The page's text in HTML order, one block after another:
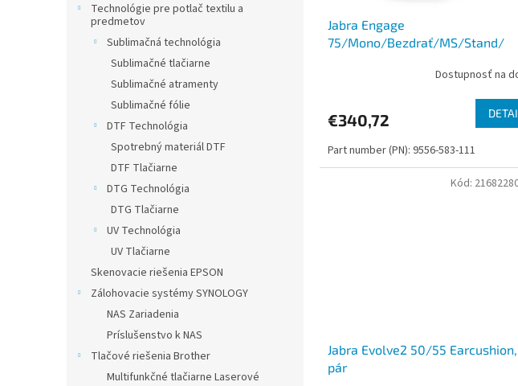
Technológie pre potlač textilu a
predmetov
Sublimačná technológia
Sublimačné tlačiarne
Sublimačné atramenty
Sublimačné fólie
DTF Technológia
Spotrebný materiál DTF
DTF Tlačiarne
DTG Technológia
DTG Tlačiarne
UV Technológia
UV Tlačiarne
Skenovacie riešenia EPSON
Zálohovacie systémy SYNOLOGY
NAS Zariadenia
Príslušenstvo k NAS
Tlačové riešenia Brother
Multifunkčné tlačiarne Laserové
Jabra Engage
75/Mono/Bezdrať/MS/Stand/
Dostupnosť na
€340,72
Part number (PN): 9556-583-111
Jabra Evolve2 50/55 Earcushion,
pár
Kód: